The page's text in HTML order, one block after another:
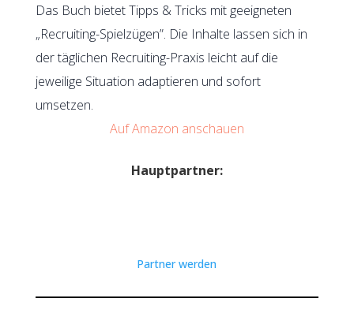
Das Buch bietet Tipps & Tricks mit geeigneten
„Recruiting-Spielzügen”. Die Inhalte lassen sich in
der täglichen Recruiting-Praxis leicht auf die
jeweilige Situation adaptieren und sofort
umsetzen.
Auf Amazon anschauen
Hauptpartner:
Partner werden